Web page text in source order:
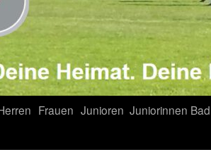
Frauen Junioren Juniorinnen